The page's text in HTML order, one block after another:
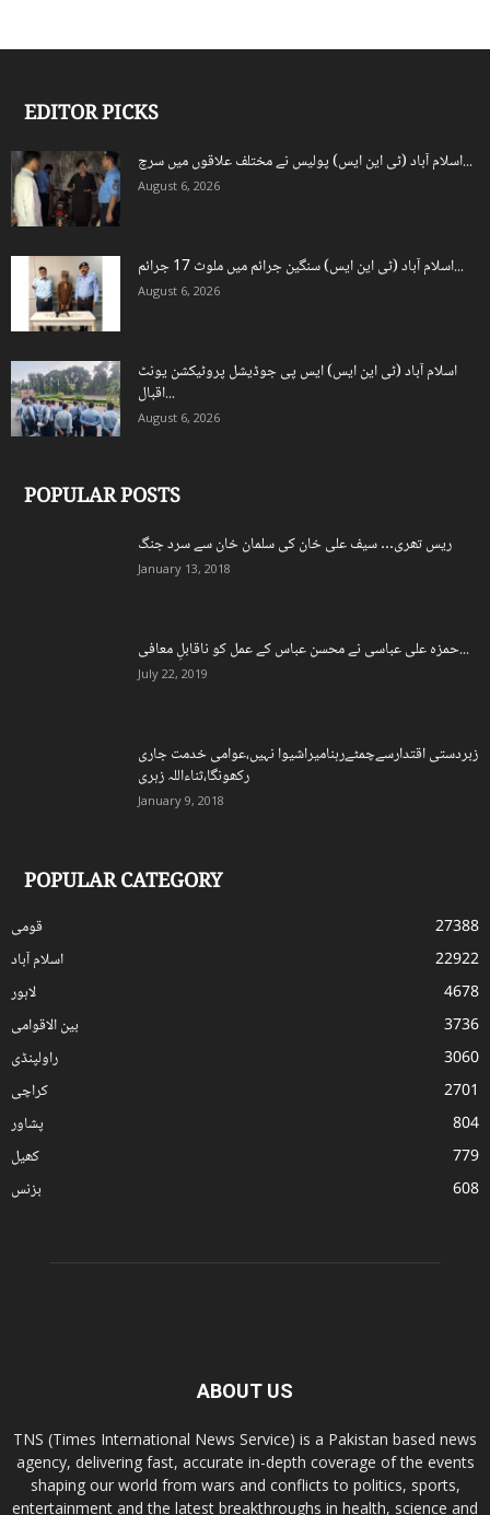
EDITOR PICKS
اسلام آباد (ٹی این ایس) پولیس نے مختلف علاقوں میں سرچ...
August 6, 2026
اسلام آباد (ٹی این ایس) سنگین جرائم میں ملوث 17 جرائم...
August 6, 2026
اسلام آباد (ٹی این ایس) ایس پی جوڈیشل پروٹیکشن یونٹ
اقبال...
August 6, 2026
POPULAR POSTS
ریس تھری… سیف علی خان کی سلمان خان سے سرد جنگ
January 13, 2018
حمزہ علی عباسی نے محسن عباس کے عمل کو ناقابلِ معافی...
July 22, 2019
زبردستی اقتدارسےچمٹےرہنامیراشیوا نہیں،عوامی خدمت جاری
رکھونگا،ثناءاللہ زہری
January 9, 2018
POPULAR CATEGORY
قومی
27388
اسلام آباد
22922
لاہور
4678
بین الاقوامی
3736
راولپنڈی
3060
کراچی
2701
پشاور
804
کھیل
779
بزنس
608
ABOUT US
TNS (Times International News Service) is a Pakistan based news
agency, delivering fast, accurate in-depth coverage of the events
shaping our world from wars and conflicts to politics, sports,
entertainment and the latest breakthroughs in health, science and